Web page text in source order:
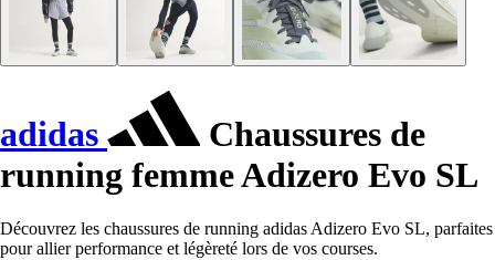
adidas
Chaussures de
running femme Adizero Evo SL
Découvrez les chaussures de running adidas Adizero Evo SL, parfaites
pour allier performance et légèreté lors de vos courses.